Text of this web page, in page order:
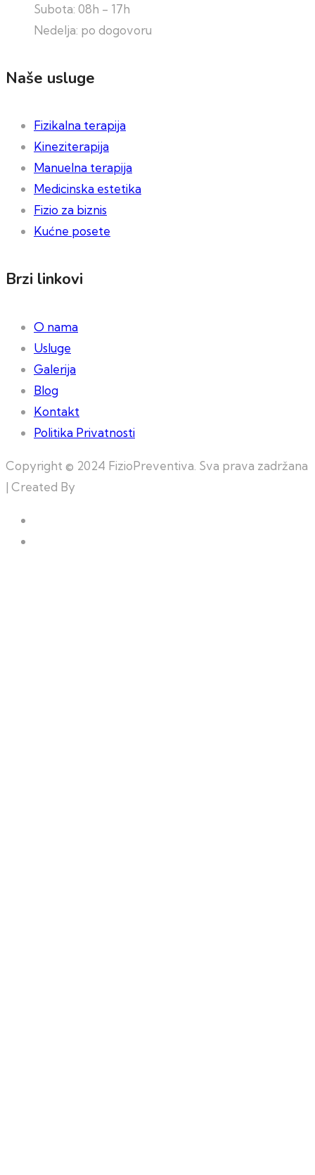
Subota: 08h - 17h
Nedelja: po dogovoru
Naše usluge
Fizikalna terapija
Kineziterapija
Manuelna terapija
Medicinska estetika
Fizio za biznis
Kućne posete
Brzi linkovi
O nama
Usluge
Galerija
Blog
Kontakt
Politika Privatnosti
Copyright © 2024 FizioPreventiva. Sva prava zadržana
| Created By